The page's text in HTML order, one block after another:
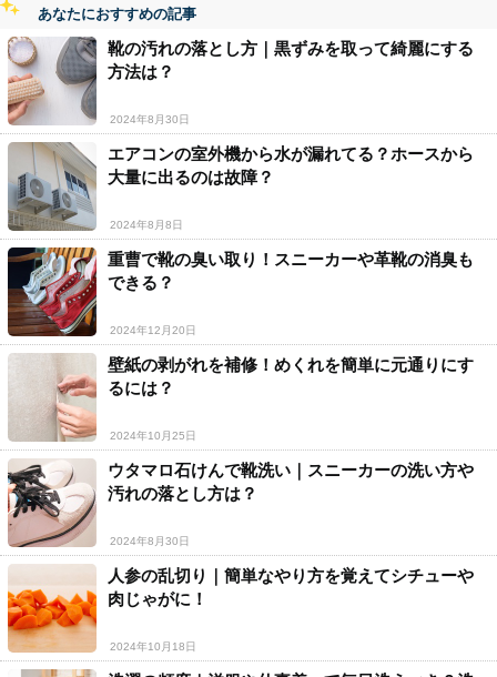
あなたにおすすめの記事
靴の汚れの落とし方｜黒ずみを取って綺麗にする
方法は？
2024年8月30日
エアコンの室外機から水が漏れてる？ホースから
大量に出るのは故障？
2024年8月8日
重曹で靴の臭い取り！スニーカーや革靴の消臭も
できる？
2024年12月20日
壁紙の剥がれを補修！めくれを簡単に元通りにす
るには？
2024年10月25日
ウタマロ石けんで靴洗い｜スニーカーの洗い方や
汚れの落とし方は？
2024年8月30日
人参の乱切り｜簡単なやり方を覚えてシチューや
肉じゃがに！
2024年10月18日